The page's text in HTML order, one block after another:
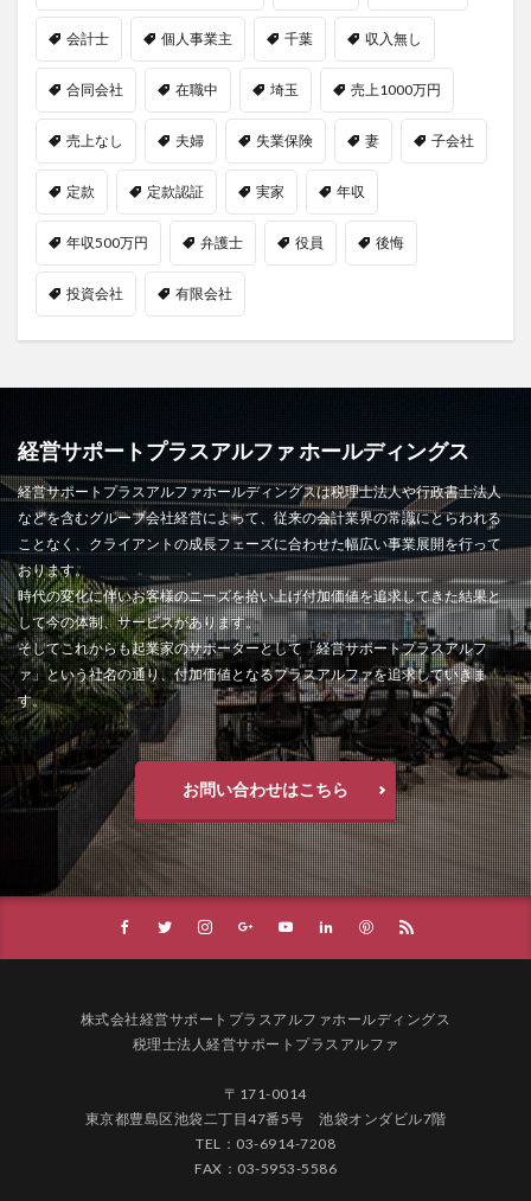
会計士 個人事業主 千葉 収入無し
合同会社 在職中 埼玉 売上1000万円
売上なし 夫婦 失業保険 妻 子会社
定款 定款認証 実家 年収
年収500万円 弁護士 役員 後悔
投資会社 有限会社
経営サポートプラスアルファ ホールディングス
経営サポートプラスアルファホールディングスは税理士法人や行政書士法人
などを含むグループ会社経営によって、従来の会計業界の常識にとらわれる
ことなく、クライアントの成長フェーズに合わせた幅広い事業展開を行って
おります。
時代の変化に伴いお客様のニーズを拾い上げ付加価値を追求してきた結果と
して今の体制、サービスがあります。
そしてこれからも起業家のサポーターとして「経営サポートプラスアルフ
ァ」という社名の通り、付加価値となるプラスアルファを追求していきま
す。
お問い合わせはこちら
株式会社経営サポートプラスアルファホールディングス
税理士法人経営サポートプラスアルファ
〒171-0014
東京都豊島区池袋二丁目47番5号 池袋オンダビル7階
TEL：03-6914-7208
FAX：03-5953-5586